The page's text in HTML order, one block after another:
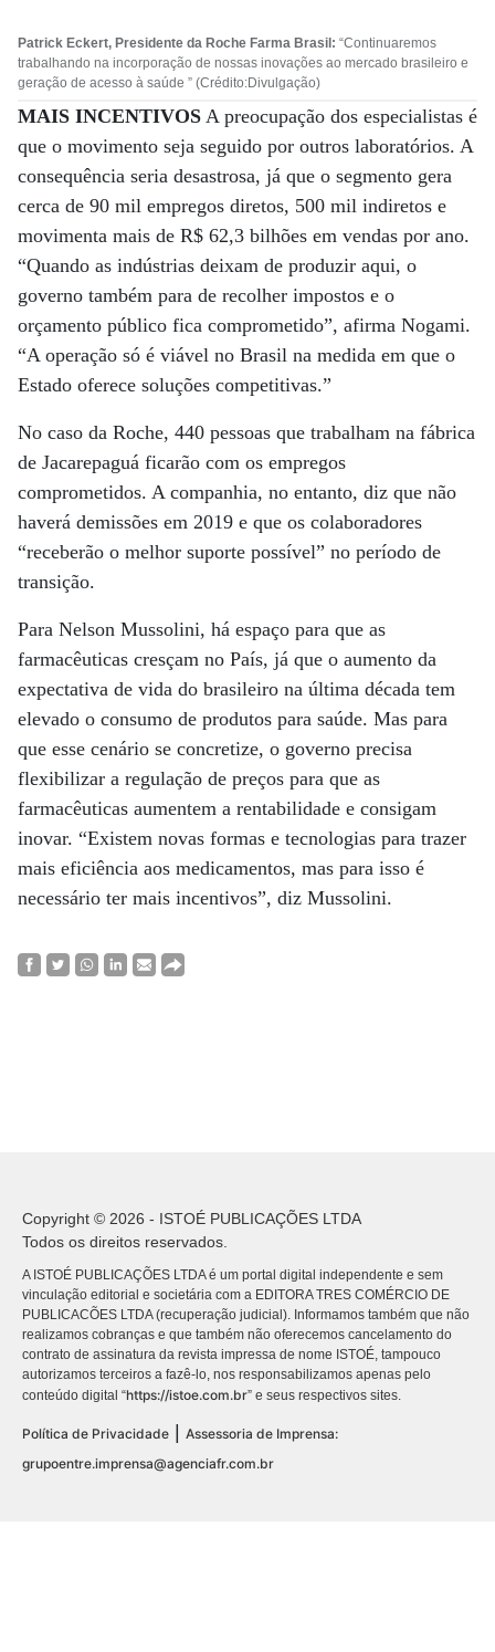
Patrick Eckert, Presidente da Roche Farma Brasil: “Continuaremos
trabalhando na incorporação de nossas inovações ao mercado brasileiro e
geração de acesso à saúde ” (Crédito:Divulgação)
MAIS INCENTIVOS A preocupação dos especialistas é
que o movimento seja seguido por outros laboratórios. A
consequência seria desastrosa, já que o segmento gera
cerca de 90 mil empregos diretos, 500 mil indiretos e
movimenta mais de R$ 62,3 bilhões em vendas por ano.
“Quando as indústrias deixam de produzir aqui, o
governo também para de recolher impostos e o
orçamento público fica comprometido”, afirma Nogami.
“A operação só é viável no Brasil na medida em que o
Estado oferece soluções competitivas.”
No caso da Roche, 440 pessoas que trabalham na fábrica
de Jacarepaguá ficarão com os empregos
comprometidos. A companhia, no entanto, diz que não
haverá demissões em 2019 e que os colaboradores
“receberão o melhor suporte possível” no período de
transição.
Para Nelson Mussolini, há espaço para que as
farmacêuticas cresçam no País, já que o aumento da
expectativa de vida do brasileiro na última década tem
elevado o consumo de produtos para saúde. Mas para
que esse cenário se concretize, o governo precisa
flexibilizar a regulação de preços para que as
farmacêuticas aumentem a rentabilidade e consigam
inovar. “Existem novas formas e tecnologias para trazer
mais eficiência aos medicamentos, mas para isso é
necessário ter mais incentivos”, diz Mussolini.
Copyright © 2026 - ISTOÉ PUBLICAÇÕES LTDA
Todos os direitos reservados.
A ISTOÉ PUBLICAÇÕES LTDA é um portal digital independente e sem
vinculação editorial e societária com a EDITORA TRES COMÉRCIO DE
PUBLICACÕES LTDA (recuperação judicial). Informamos também que não
realizamos cobranças e que também não oferecemos cancelamento do
contrato de assinatura da revista impressa de nome ISTOÉ, tampouco
autorizamos terceiros a fazê-lo, nos responsabilizamos apenas pelo
conteúdo digital “https://istoe.com.br” e seus respectivos sites.
Política de Privacidade
Assessoria de Imprensa:
grupoentre.imprensa@agenciafr.com.br